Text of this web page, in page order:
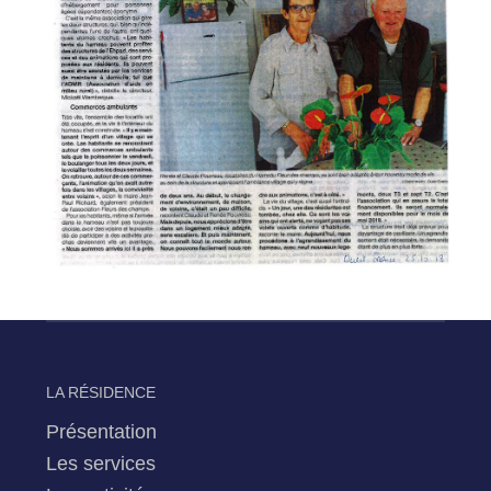
LA RÉSIDENCE
Présentation
Les services